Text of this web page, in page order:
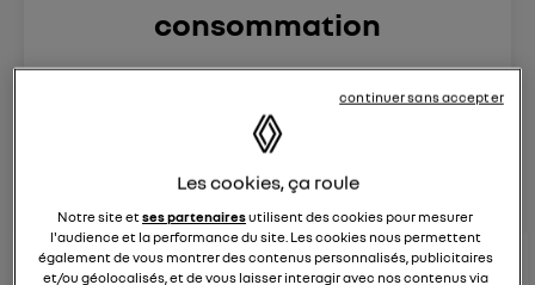
consommation
Véhicules RENAULT
posez une question
conseils Renault
consultez les
conseils
voir tous les
Les cookies, ça roule
Notre site etses partenairesutilisent des cookies pour mesurer
l'audience et la performance du site. Les cookies nous permettent
également de vous montrer des contenus personnalisés, publicitaires
et/ou géolocalisés, et de vous laisser interagir avec nos contenus via
continuer sans accepter